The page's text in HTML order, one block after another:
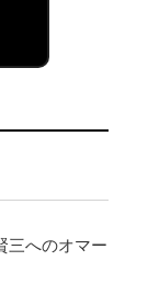
て複数の
たパリの
映像とモ
成される
ックアッ
三へのオマー